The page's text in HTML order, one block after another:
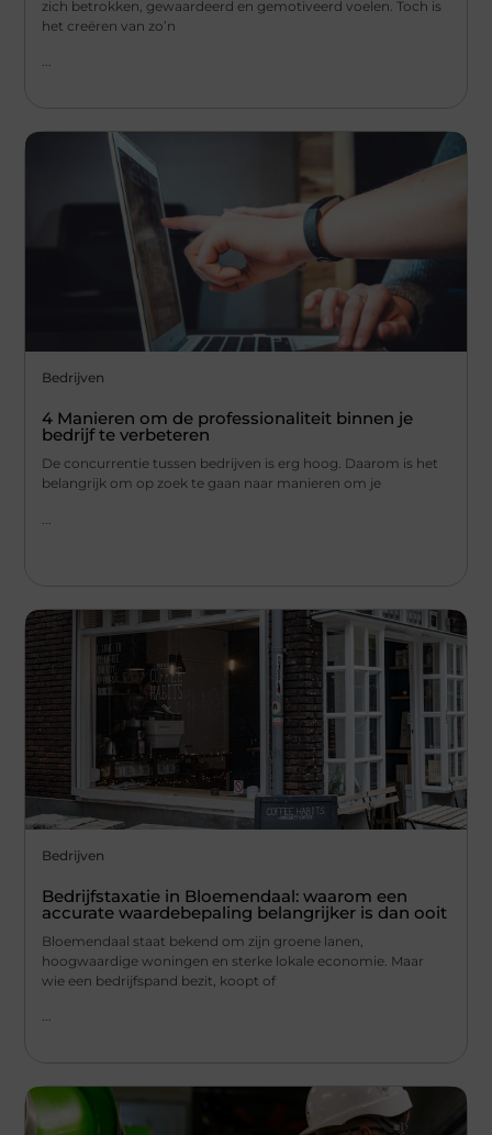
zich betrokken, gewaardeerd en gemotiveerd voelen. Toch is
het creëren van zo’n
...
Bedrijven
4 Manieren om de professionaliteit binnen je
bedrijf te verbeteren
De concurrentie tussen bedrijven is erg hoog. Daarom is het
belangrijk om op zoek te gaan naar manieren om je
Bedrijven
Bedrijfstaxatie in Bloemendaal: waarom een
accurate waardebepaling belangrijker is dan ooit
Bloemendaal staat bekend om zijn groene lanen,
hoogwaardige woningen en sterke lokale economie. Maar
wie een bedrijfspand bezit, koopt of
...